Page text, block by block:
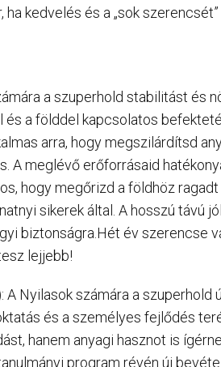
kedvelés és a „sok
a szuperhold stabilitást és
és a földdel kapcsolatos
arra, hogy megszilárdítsd
A meglévő erőforrásaid
hogy megőrizd a földhöz
sikerek által. A hosszú távú
biztonságra.Hét év szerencse
lejjebb!
Nyilasok számára a szuperhold
és a személyes fejlődés
hanem anyagi hasznot is
program révén új